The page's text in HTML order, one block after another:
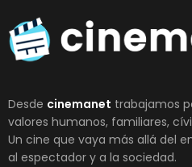
Desde cinemanet trabajamos
valores humanos, familiares,
Un cine que vaya más allá del
al espectador y a la sociedad.